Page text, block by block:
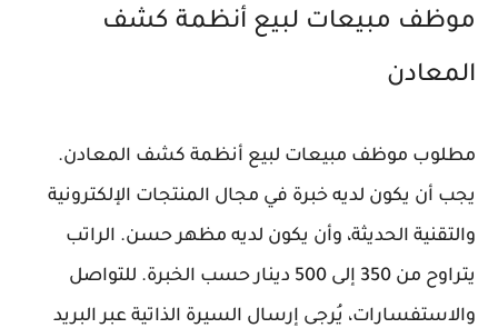
موظف مبيعات لبيع أنظمة كشف
المعادن
مطلوب موظف مبيعات لبيع أنظمة كشف المعادن.
يجب أن يكون لديه خبرة في مجال المنتجات الإلكترونية
والتقنية الحديثة، وأن يكون لديه مظهر حسن. الراتب
يتراوح من 350 إلى 500 دينار حسب الخبرة. للتواصل
والاستفسارات، يُرجى إرسال السيرة الذاتية عبر البريد